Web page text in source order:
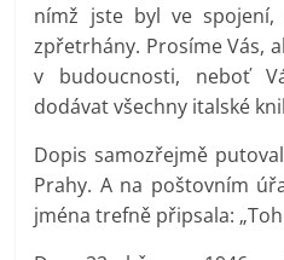
nímž jste byl ve spojení,
zpřetrhány. Prosíme Vás,
v budoucnosti, neboť
dodávat všechny italské
Dopis samozřejmě
Prahy. A na poštovním
jména trefně připsala: